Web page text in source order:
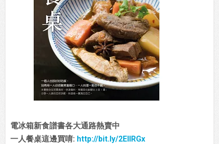
電冰箱新食譜書各大通路熱賣中
一人餐桌這邊買唷: http://bit.ly/2EIIRGx